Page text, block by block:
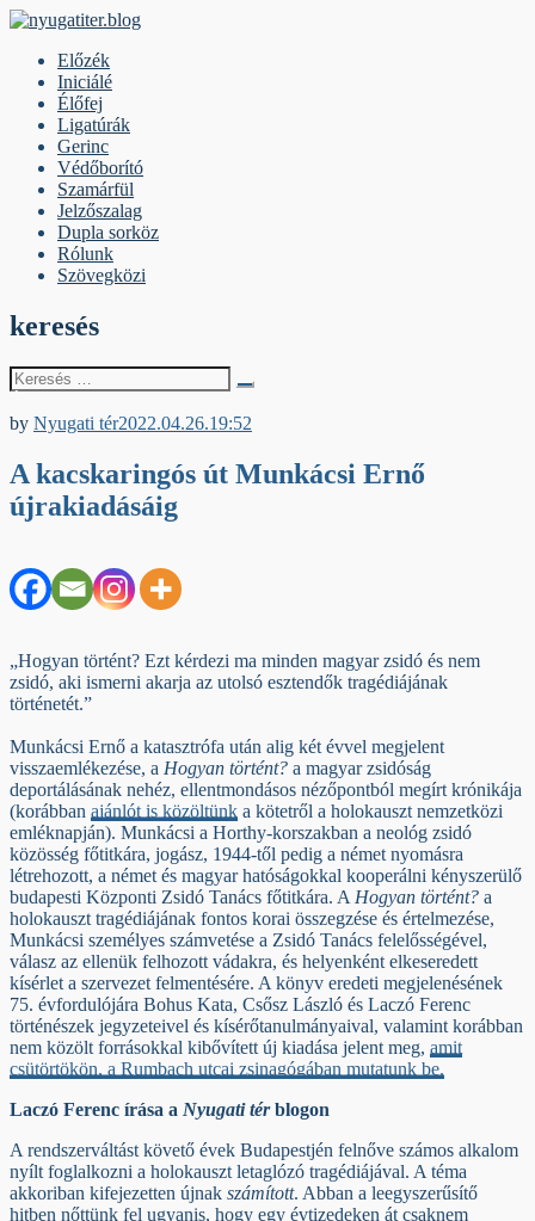
Skip
contentElőzék
Iniciálé
Élőfej
Ligatúrák
Gerinc
Védőborító
Szamárfül
Jelzőszalag
Dupla sorköz
Rólunk
Szövegközi
keresés
Keresés
erre:
by Nyugati tér2022.04.26.19:52
A kacskaringós út Munkácsi Ernő
újrakiadásáig
„Hogyan történt? Ezt kérdezi ma minden magyar zsidó és nem
zsidó, aki ismerni akarja az utolsó esztendők tragédiájának
történetét.”
Munkácsi Ernő a katasztrófa után alig két évvel megjelent
visszaemlékezése, a Hogyan történt? a magyar zsidóság
deportálásának nehéz, ellentmondásos nézőpontból megírt krónikája
(korábban ajánlót is közöltünk a kötetről a holokauszt nemzetközi
emléknapján). Munkácsi a Horthy-korszakban a neológ zsidó
közösség főtitkára, jogász, 1944-től pedig a német nyomásra
létrehozott, a német és magyar hatóságokkal kooperálni kényszerülő
budapesti Központi Zsidó Tanács főtitkára. A Hogyan történt? a
holokauszt tragédiájának fontos korai összegzése és értelmezése,
Munkácsi személyes számvetése a Zsidó Tanács felelősségével,
válasz az ellenük felhozott vádakra, és helyenként elkeseredett
kísérlet a szervezet felmentésére. A könyv eredeti megjelenésének
75. évfordulójára Bohus Kata, Csősz László és Laczó Ferenc
történészek jegyzeteivel és kísérőtanulmányaival, valamint korábban
nem közölt forrásokkal kibővített új kiadása jelent meg, amit
csütörtökön, a Rumbach utcai zsinagógában mutatunk be.
Laczó Ferenc írása a Nyugati térblogon
A rendszerváltást követő évek Budapestjén felnőve számos alkalom
nyílt foglalkozni a holokauszt letaglózó tragédiájával. A téma
akkoriban kifejezetten újnak számított. Abban a leegyszerűsítő
hitben nőttünk fel ugyanis, hogy egy évtizedeken át csaknem